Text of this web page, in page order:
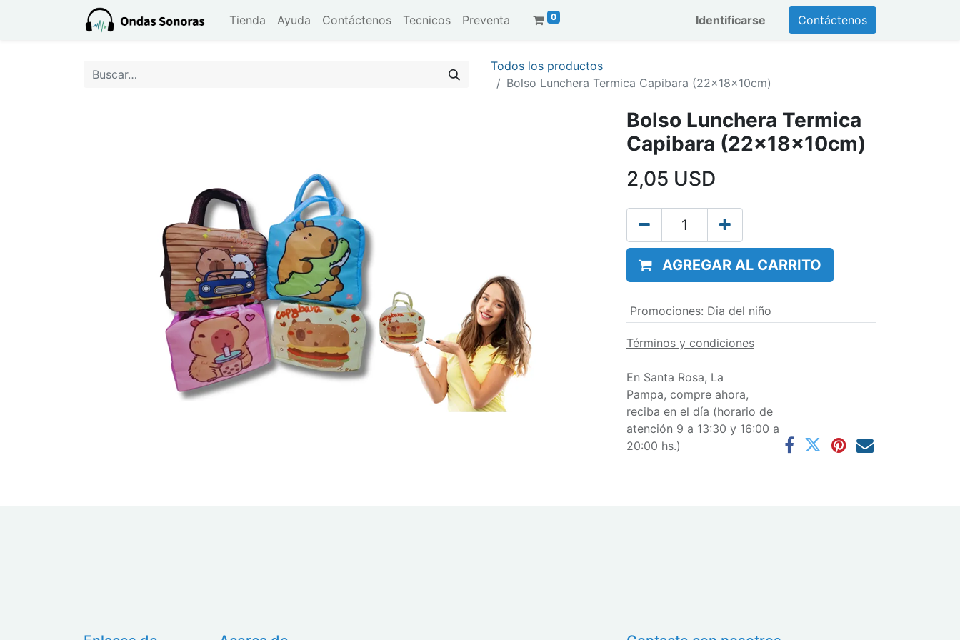
Tienda Ayuda Contáctenos Tecnicos Preventa 0 Identificarse Contáctenos
Todos los productos
Bolso Lunchera Termica Capibara (22x18x10cm)
Bolso Lunchera Termica
Capibara (22x18x10cm)
2,05 USD
AGREGAR AL CARRITO
Promociones: Dia del niño
Términos y condiciones
En Santa Rosa, La
Pampa, compre ahora,
reciba en el día (horario de
atención 9 a 13:30 y 16:00 a
20:00 hs.)